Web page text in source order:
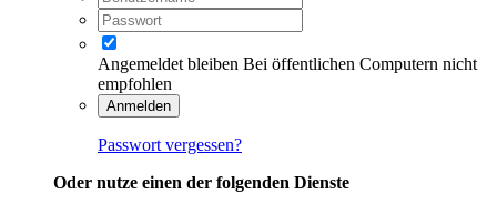
Angemeldet bleiben Bei öffentlichen Computern nicht
empfohlen
Anmelden
Passwort vergessen?
Oder nutze einen der folgenden Dienste